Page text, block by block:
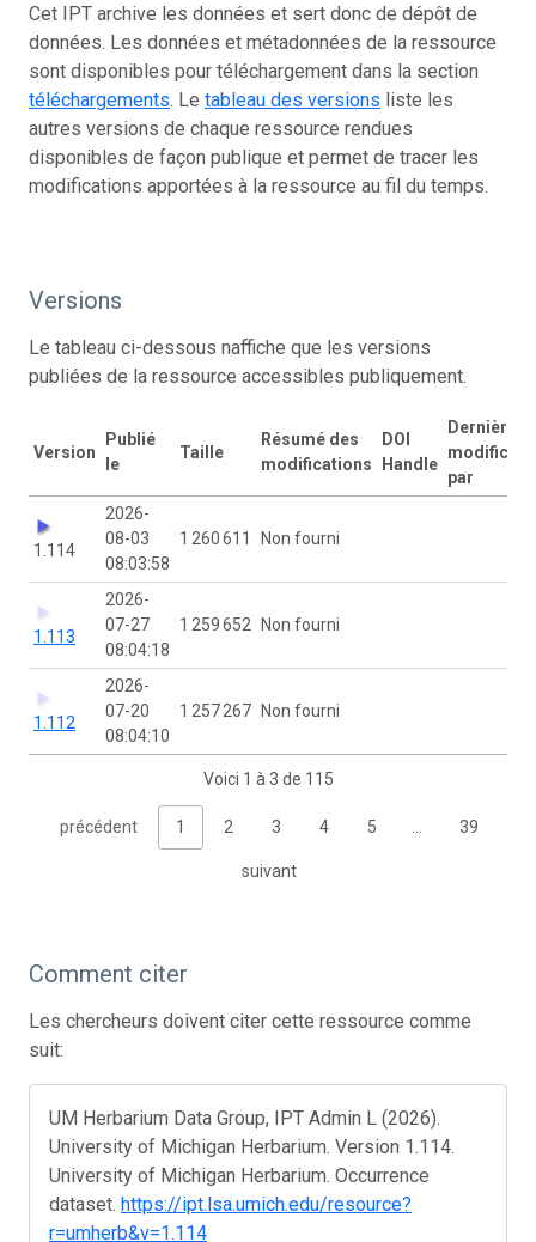
Cet IPT archive les données et sert donc de dépôt de
données. Les données et métadonnées de la ressource
sont disponibles pour téléchargement dans la section
téléchargements. Le tableau des versions liste les
autres versions de chaque ressource rendues
disponibles de façon publique et permet de tracer les
modifications apportées à la ressource au fil du temps.
Versions
Le tableau ci-dessous naffiche que les versions
publiées de la ressource accessibles publiquement.
Version
Publié
le
Taille
Résumé des
modifications
DOI
Handle
Dernière
par
1.114
2026-
08-03
08:03:58
1 260 611 Non fourni
1.113
2026-
07-27
08:04:18
1 259 652 Non fourni
1.112
2026-
07-20
08:04:10
1 257 267 Non fourni
Voici 1 à 3 de 115
précédent 1 2 3 4 5 39
suivant
Comment citer
Les chercheurs doivent citer cette ressource comme
suit:
UM Herbarium Data Group, IPT Admin L (2026).
University of Michigan Herbarium. Version 1.114.
University of Michigan Herbarium. Occurrence
dataset. https://ipt.lsa.umich.edu/resource?
r=umherb&v=1.114